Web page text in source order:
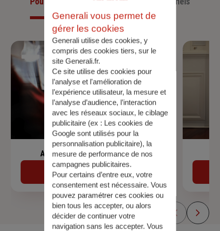
Assurance de prêt immobilier
Découvrir
Generali vous permet de
gérer les cookies
Generali utilise des cookies, y
compris des cookies tiers, sur le
site Generali.fr.
Ce site utilise des cookies pour
l’analyse et l'amélioration de
l’expérience utilisateur, la mesure et
l’analyse d’audience, l’interaction
avec les réseaux sociaux, le ciblage
publicitaire (ex : Les cookies de
Google sont utilisés pour la
personnalisation publicitaire), la
mesure de performance de nos
campagnes publicitaires.
Pour certains d’entre eux, votre
consentement est nécessaire. Vous
pouvez paramétrer ces cookies ou
bien tous les accepter, ou alors
décider de continuer votre
navigation sans les accepter. Vous